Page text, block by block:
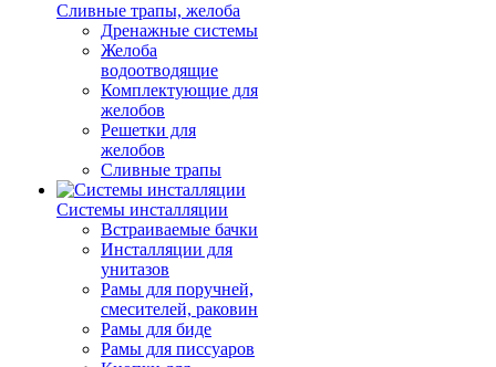
Сливные трапы, желоба
Дренажные системы
Желоба
водоотводящие
Комплектующие для
желобов
Решетки для
желобов
Сливные трапы
Системы инсталляции
Встраиваемые бачки
Инсталляции для
унитазов
Рамы для поручней,
смесителей, раковин
Рамы для биде
Рамы для писсуаров